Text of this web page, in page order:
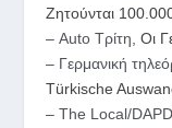
Ζητούνται
– Auto Τρίτη,Οι
– Γερμανική
Türkische
– The Local/